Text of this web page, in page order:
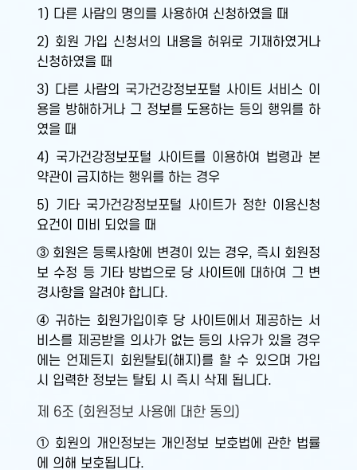
1) 다른 사람의 명의를 사용하여 신청하였을 때
2) 회원 가입 신청서의 내용을 허위로 기재하였거나
신청하였을 때
3) 다른 사람의 국가건강정보포털 사이트 서비스 이
용을 방해하거나 그 정보를 도용하는 등의 행위를 하
였을 때
4) 국가건강정보포털 사이트를 이용하여 법령과 본
약관이 금지하는 행위를 하는 경우
5) 기타 국가건강정보포털 사이트가 정한 이용신청
요건이 미비 되었을 때
③ 회원은 등록사항에 변경이 있는 경우, 즉시 회원정
보 수정 등 기타 방법으로 당 사이트에 대하여 그 변
경사항을 알려야 합니다.
④ 귀하는 회원가입이후 당 사이트에서 제공하는 서
비스를 제공받을 의사가 없는 등의 사유가 있을 경우
에는 언제든지 회원탈퇴(해지)를 할 수 있으며 가입
시 입력한 정보는 탈퇴 시 즉시 삭제 됩니다.
제 6조 (회원정보 사용에 대한 동의)
① 회원의 개인정보는 개인정보 보호법에 관한 법률
에 의해 보호됩니다.